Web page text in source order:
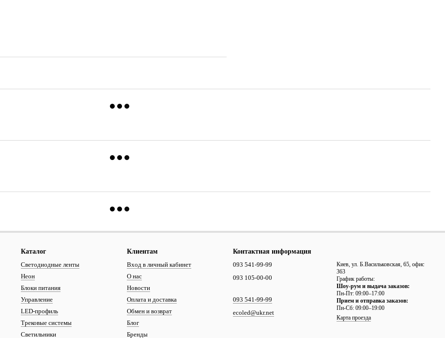
Каталог
Светодиодные ленты
Неон
Блоки питания
Управление
LED-профиль
Трековые системы
Светильники
Клиентам
Вход в личный кабинет
О нас
Новости
Оплата и доставка
Обмен и возврат
Блог
Бренды
Контактная информация
093 541-99-99
093 105-00-00
093 541-99-99
ecoled@ukr.net
Киев, ул. Б.Васильковская, 65, офис
363
График работы:
Шоу-рум и выдача заказов:
Пн-Пт: 09:00–17:00
Прием и отправка заказов:
Пн-Сб: 09:00–19:00
Карта проезда